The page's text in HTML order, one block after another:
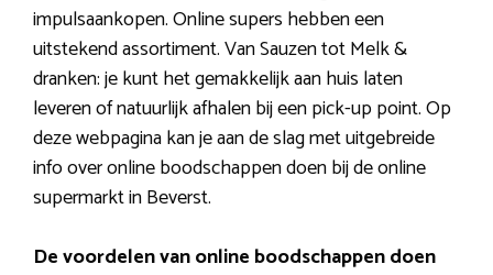
impulsaankopen. Online supers hebben een
uitstekend assortiment. Van Sauzen tot Melk &
dranken: je kunt het gemakkelijk aan huis laten
leveren of natuurlijk afhalen bij een pick-up point. Op
deze webpagina kan je aan de slag met uitgebreide
info over online boodschappen doen bij de online
supermarkt in Beverst.
De voordelen van online boodschappen doen